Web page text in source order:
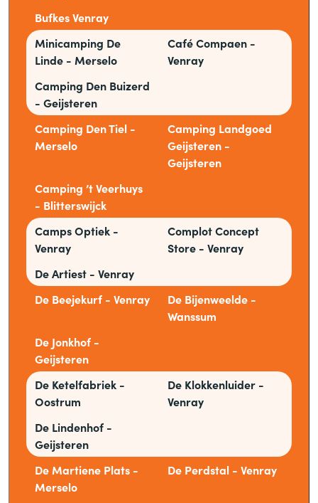
Bufkes Venray
Minicamping De
Linde - Merselo
Café Compaen -
Venray
Camping Den Buizerd
- Geijsteren
Camping Den Tiel -
Merselo
Camping Landgoed
Geijsteren -
Geijsteren
Camping ’t Veerhuys
- Blitterswijck
Camps Optiek -
Venray
Complot Concept
Store - Venray
De Artiest - Venray
De Beejekurf - Venray
De Bijenweelde -
Wanssum
De Jonkhof -
Geijsteren
De Ketelfabriek -
Oostrum
De Klokkenluider -
Venray
De Lindenhof -
Geijsteren
De Martiene Plats -
Merselo
De Perdstal - Venray